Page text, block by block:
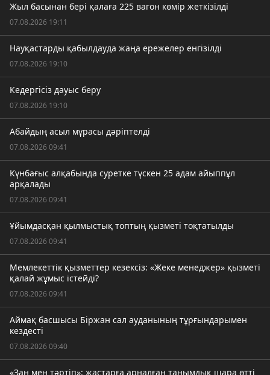
Жыл басынан бері қалаға 225 вагон көмір жеткізілді
07.08.2026 19:11
Науқастарды қабылдауда жаңа ережелер енгізілді
07.08.2026 19:10
Кедергісіз дауыс беру
07.08.2026 19:10
Абайдың асыл мұрасы дәріптелді
07.08.2026 09:41
Күнбағыс алқабында суретке түскен 25 адам айыппұл
арқалады
07.08.2026 09:41
Ұйымдасқан қылмыстық топтың қызметі тоқтатылды
07.08.2026 09:41
Мемлекеттік қызметтер кезексіз: «Жеке менеджер» қызметі
қалай жұмыс істейді?
07.08.2026 09:41
Аймақ басшысы Біржан сал ауданының тұрғындарымен
кездесті
07.08.2026 09:40
«Заң мен тәртіп»: жастарға арналған танымдық шара өтті